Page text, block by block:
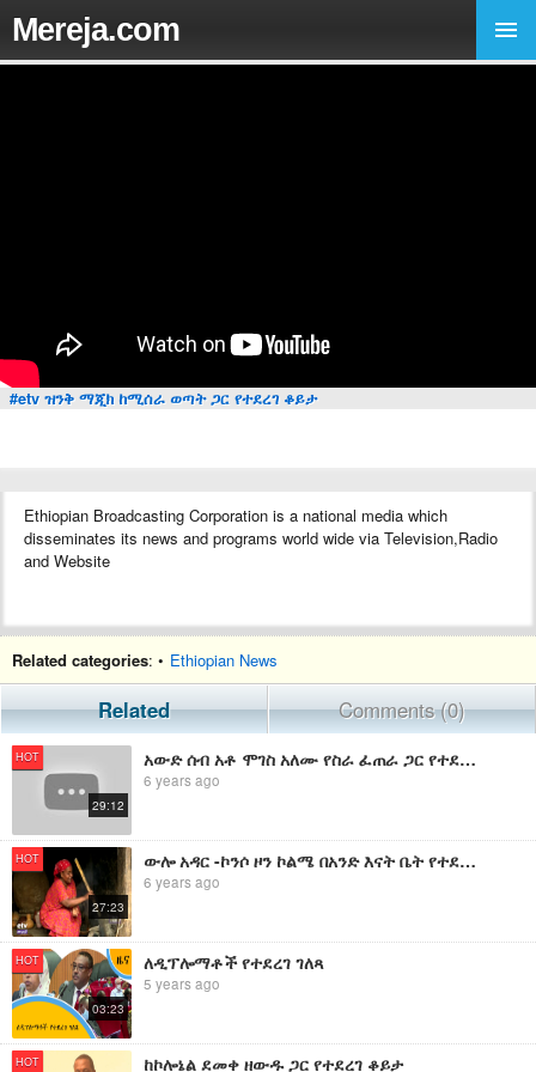
Mereja.com
#etv ዝንቅ ማጂክ ከሚሰራ ወጣት ጋር የተደረገ ቆይታ
Ethiopian Broadcasting Corporation is a national media which
disseminates its news and programs world wide via Television,Radio
and Website
Related categories: • Ethiopian News
Related Comments (0)
HOT
29:12
አውድ ሰብ አቶ ሞገስ አለሙ የስራ ፈጠራ ጋር የተደረገ ቆይታ ክፍል -2
6 years ago
HOT
27:23
ውሎ አዳር -ኮንሶ ዞን ኮልሜ በአንድ እናት ቤት የተደረገ ቆይታ -ክፍል አንድ | EBC
6 years ago
HOT
03:23
ለዲፕሎማቶች የተደረገ ገለጻ
5 years ago
HOT ከኮሎኔል ደመቀ ዘውዱ ጋር የተደረገ ቆይታ